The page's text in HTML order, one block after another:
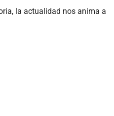
la actualidad nos anima a